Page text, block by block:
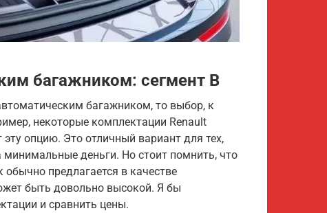
багажником: сегмент B
багажником, то выбор, к
некоторые комплектации Renault
опцию. Это отличный вариант для тех,
деньги. Но стоит помнить, что
предлагается в качестве
быть довольно высокой. Я бы
и сравнить цены.